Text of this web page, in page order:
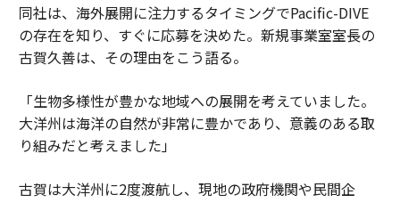
同社は、海外展開に注力するタイミングでPacific-DIVE
の存在を知り、すぐに応募を決めた。新規事業室室長の
古賀久善は、その理由をこう語る。
「生物多様性が豊かな地域への展開を考えていました。
大洋州は海洋の自然が非常に豊かであり、意義のある取
り組みだと考えました」
古賀は大洋州に2度渡航し、現地の政府機関や民間企